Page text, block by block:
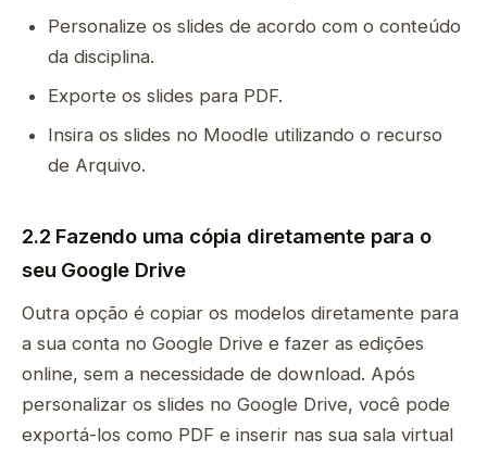
Personalize os slides de acordo com o conteúdo
da disciplina.
Exporte os slides para PDF.
Insira os slides no Moodle utilizando o recurso
de Arquivo.
2.2 Fazendo uma cópia diretamente para o
seu Google Drive
Outra opção é copiar os modelos diretamente para
a sua conta no Google Drive e fazer as edições
online, sem a necessidade de download. Após
personalizar os slides no Google Drive, você pode
exportá-los como PDF e inserir nas sua sala virtual